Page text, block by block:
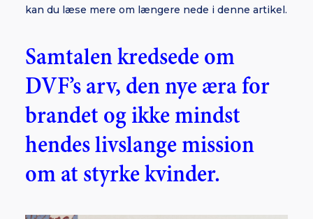
kan du læse mere om længere nede i denne artikel.
Samtalen kredsede om
DVF’s arv, den nye æra for
brandet og ikke mindst
hendes livslange mission
om at styrke kvinder.